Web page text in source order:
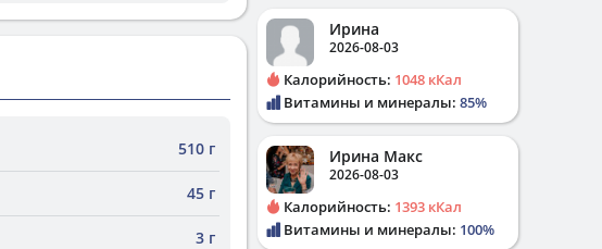
510 г
45 г
3 г
Ирина
2026-08-03
Калорийность: 1048 кКал
Витамины и минералы: 85%
Ирина Макс
2026-08-03
Калорийность: 1393 кКал
Витамины и минералы: 100%